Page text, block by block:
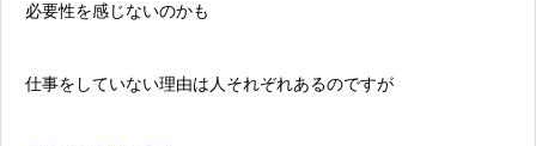
必要性を感じないのかも
仕事をしていない理由は人それぞれあるのですが